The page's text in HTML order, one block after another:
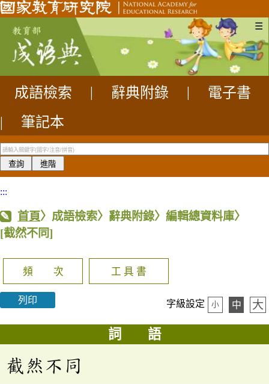
☰
成語檢索 辭典附錄
電子書
|
筆記本
:::
首頁〉成語檢索〉辭典附錄〉編輯總資料庫〉
[截然不同]
頻 次 工 具 書
列印 字級設定 小 中 大
詞 語
截然不同